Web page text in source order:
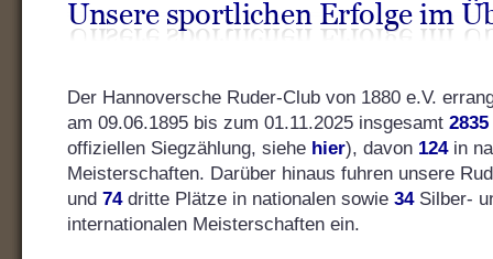
Der Hannoversche Ruder-Club von 1880 e.V.
am 09.06.1895 bis zum 01.11.2025 insgesamt 2835
offiziellen Siegzählung, siehe hier), davon 124in
Meisterschaften. Darüber hinaus fuhren unsere
und 74dritte Plätze in nationalen sowie 34Silber-
internationalen Meisterschaften ein.